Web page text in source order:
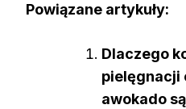
Powiązane artykuły:
Dlaczego
pielęgnacji
awokado